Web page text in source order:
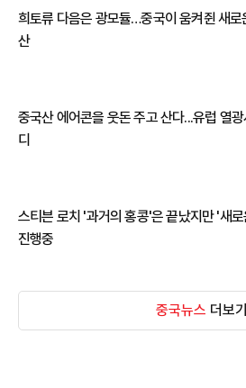
희토류 다음은 광모듈…중국이 움켜쥔 새로
산
중국산 에어콘을 웃돈 주고 산다...유럽 열광
디
스티븐 로치 '과거의 홍콩'은 끝났지만 '새
진행중
중국뉴스 더보기